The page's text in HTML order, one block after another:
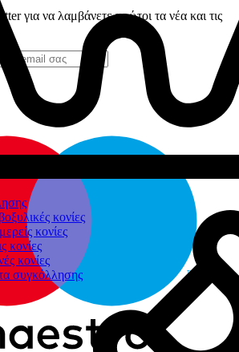
κονίες
κονίες
κονίες
κονίες
συγκόλλησης
για να λαμβάνετε πρώτοι τα νέα και τις